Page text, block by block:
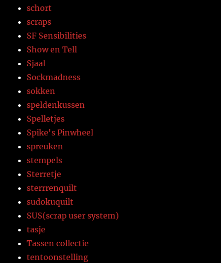
schort
scraps
SF Sensibilities
Show en Tell
Sjaal
Sockmadness
sokken
speldenkussen
Spelletjes
Spike's Pinwheel
spreuken
stempels
Sterretje
sterrrenquilt
sudokuquilt
SUS(scrap user system)
tasje
Tassen collectie
tentoonstelling